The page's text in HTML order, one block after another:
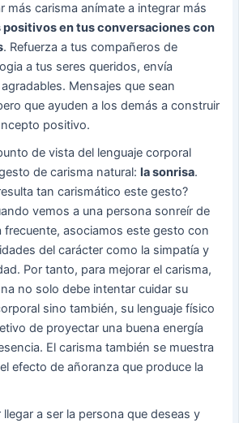
más carisma anímate a integrar más
positivos en tus conversaciones con
. Refuerza a tus compañeros de
a tus seres queridos, envía
Mensajes que sean
que ayuden a los demás a construir
positivo.
de vista del lenguaje corporal
de carisma natural: la sonrisa.
tan carismático este gesto?
vemos a una persona sonreír de
frecuente, asociamos este gesto con
del carácter como la simpatía y
Por tanto, para mejorar el carisma,
no solo debe intentar cuidar su
sino también, su lenguaje físico
de proyectar una buena energía
El carisma también se muestra
efecto de añoranza que produce la
llegar a ser la persona que deseas y